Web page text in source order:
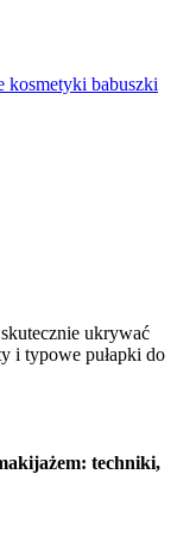
kosmetyki babuszki
ukrywać
i typowe pułapki do
techniki,